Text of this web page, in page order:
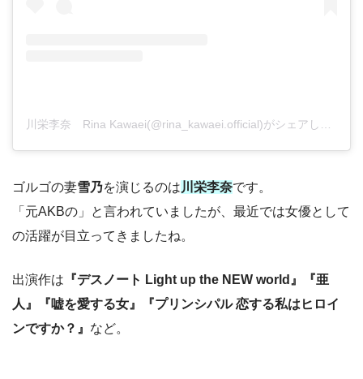
川栄李奈 Rina Kawaei(@rina_kawaei.official)がシェアした投稿
ゴルゴの妻雪乃を演じるのは 川栄李奈です。
「元AKBの」と言われていましたが、最近では女優として
の活躍が目立ってきましたね。
出演作は 『デスノート Light up the NEW world』『亜
人』『嘘を愛する女』『プリンシパル 恋する私はヒロイ
ンですか？』 など。